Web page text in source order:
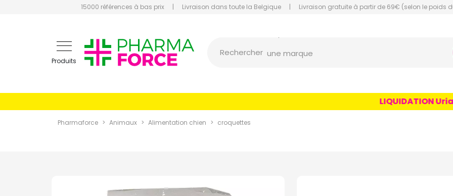
15000 références à bas prix | Livraison dans toute la Belgique | Livraison gratuite à partir de 69€ (selon le poids
Produits
Pharmaforce Grande Pharmacie Amiens Fachon
Rechercher une marque
un produit
une marque
LIQUIDATION
Pharmaforce Animaux Alimentation chien croquettes